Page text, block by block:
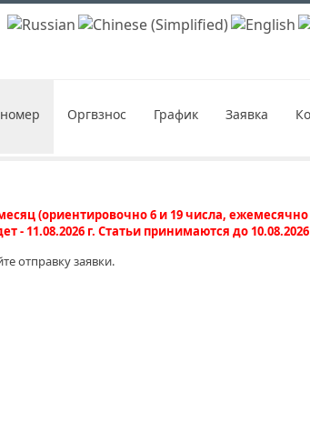
Оргвзнос График Заявка
(ориентировочно 6 и 19 числа, ежемесячно
11.08.2026 г. Статьи принимаются до 10.08.2026
отправку заявки.